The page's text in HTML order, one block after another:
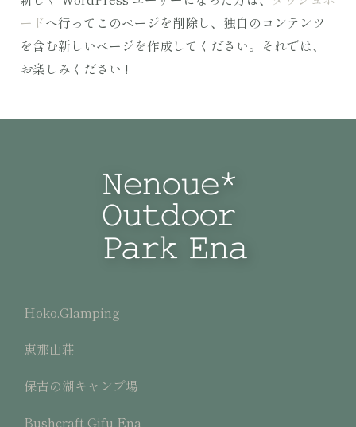
ードへ行ってこのページを削除し、独自のコンテンツ
を含む新しいページを作成してください。それでは、
お楽しみください !
Hoko.Glamping
恵那山荘
保古の湖キャンプ場
Bushcraft Gifu Ena